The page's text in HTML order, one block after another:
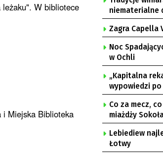
W bibliotece
i Miejska Biblioteka
niematerialne
konsultacje i
Zagra Capella
Noc
w Ochli
„Kapitalna
wypowiedzi
Co za mecz,
miażdży
Lebiediew
Łotwy